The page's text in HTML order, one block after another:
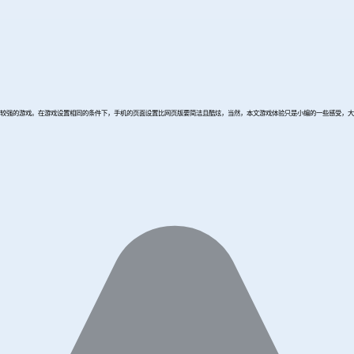
的游戏。在游戏设置相同的条件下，手机的页面设置比网页版要简洁且酷炫，当然，本文游戏体验只是小编的一些感受，